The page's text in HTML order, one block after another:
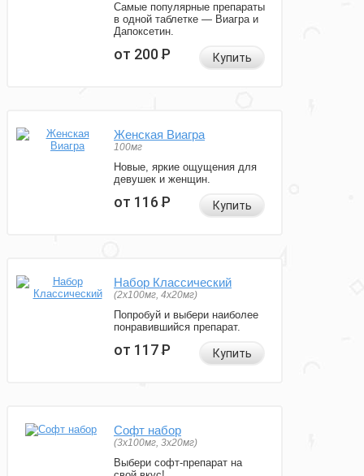
Самые популярные препараты
в одной таблетке — Виагра и
Дапоксетин.
от 200Р Купить
Женская Виагра
100мг
Новые, яркие ощущения для
девушек и женщин.
от 116Р Купить
Набор Классический
(2x100мг, 4x20мг)
Попробуй и выбери наиболее
понравившийся препарат.
от 117Р Купить
Софт набор
(3x100мг, 3x20мг)
Выбери софт-препарат на